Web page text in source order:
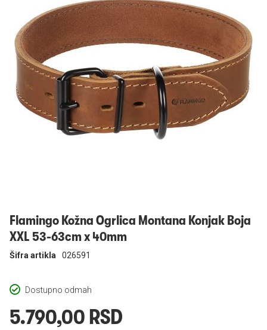
Prijavi se
Flamingo Kožna Ogrlica Montana Konjak Boja
XXL 53-63cm x 40mm
Dostupno odmah
Šifra artikla 026591
5.790,00 RSD